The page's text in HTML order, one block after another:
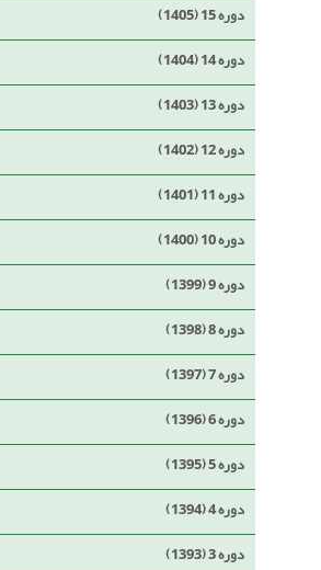
دوره 15 (1405)
دوره 14 (1404)
دوره 13 (1403)
دوره 12 (1402)
دوره 11 (1401)
دوره 10 (1400)
دوره 9 (1399)
دوره 8 (1398)
دوره 7 (1397)
دوره 6 (1396)
دوره 5 (1395)
دوره 4 (1394)
دوره 3 (1393)